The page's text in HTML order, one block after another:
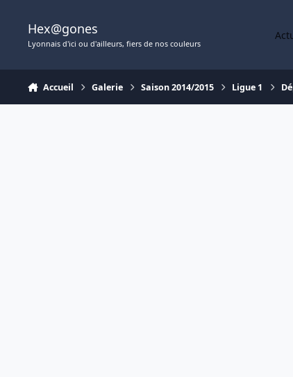
Hex@gones
Lyonnais d'ici ou d'ailleurs, fiers de nos couleurs
Accueil Galerie Saison 2014/2015 Ligue 1